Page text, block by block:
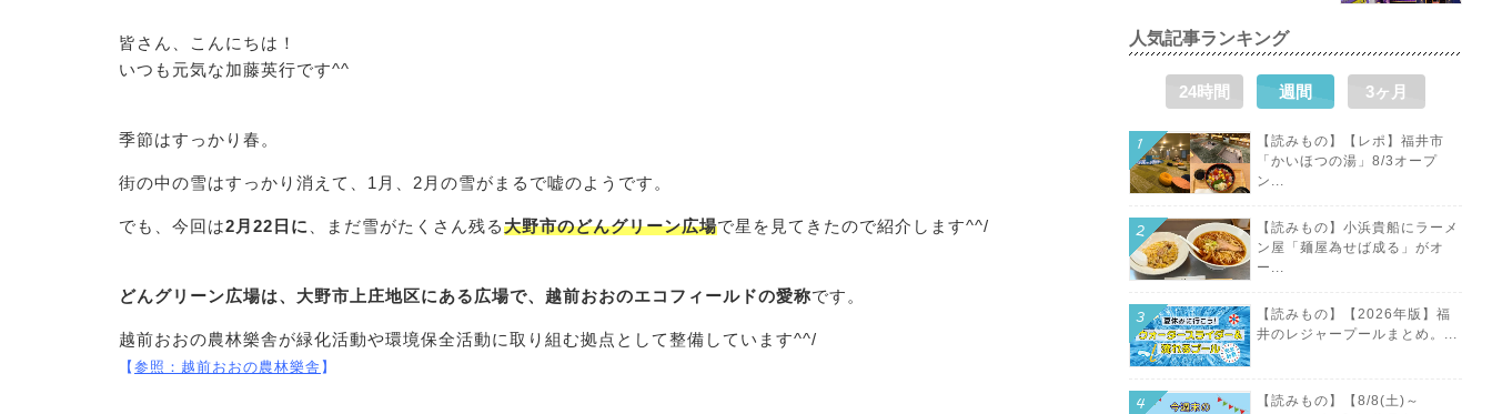
皆さん、こんにちは！
いつも元気な加藤英行です^^
季節はすっかり春。
街の中の雪はすっかり消えて、1月、2月の雪がまるで嘘のようです。
でも、今回は2月22日に 、まだ雪がたくさん残る大野市のどんグリーン広場で星を見てきたので紹介します^^/
どんグリーン広場は、大野市上庄地区にある広場で、越前おおのエコフィールドの愛称です。
越前おおの農林樂舎が緑化活動や環境保全活動に取り組む拠点として整備しています^^/
【 参照： 越前おおの農林樂舎 】
人気記事ランキング
24時間 週間 3ヶ月
【読みもの】【レポ】福井市
「かいほつの湯」8/3オープ
ン...
【読みもの】小浜貴船にラーメ
ン屋「麺屋為せば成る」がオ
ー...
【読みもの】【2026年版】福
井のレジャープールまとめ。...
【読みもの】【8/8(土)～